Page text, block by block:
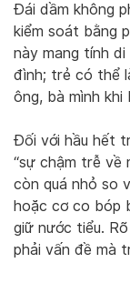
Đái dầm không
kiểm soát bằng
này mang tính
đình; trẻ có thể
ông, bà mình khi
Đối với hầu hết
“sự chậm trễ về
còn quá nhỏ so
hoặc cơ co bóp
giữ nước tiểu.
phải vấn đề mà